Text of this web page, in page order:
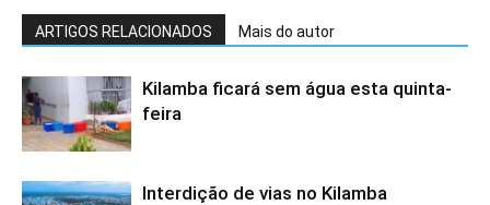
ARTIGOS RELACIONADOS Mais do autor
Kilamba ficará sem água esta quinta-
feira
Interdição de vias no Kilamba